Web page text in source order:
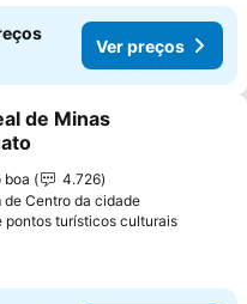
Ver preços
aos favoritos
de Minas
boa
4.726
de Centro da cidade
pontos turísticos culturaisVer